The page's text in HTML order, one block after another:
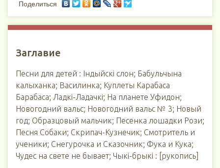
Поделиться
Заглавие
Песни для детей : Індыйскі слон; Бабульчына
калыханка; Василинка; Куплеты Карабаса
Барабаса; Ладкі-Ладачкі; На планете Уфидон;
Новогодний вальс; Новогодний вальс № 3; Новый
год; Образцовый мальчик; Песенка лошадки Рози;
Песня Собаки; Скрипач-Кузнечик; Смотритель и
ученики; Снегурочка и Сказочник; Фука и Кука;
Чудес на свете не бывает; Чыкі-брыкі : [рукопись]